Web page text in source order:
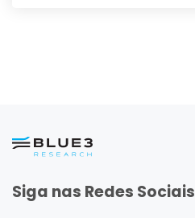
Siga nas Redes Sociais